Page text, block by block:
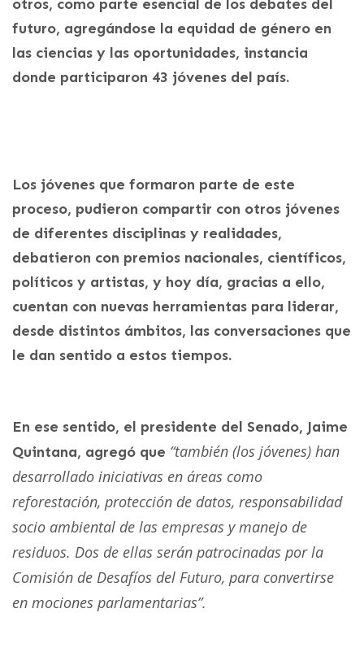
otros, como parte esencial de los debates del
futuro, agregándose la equidad de género en
las ciencias y las oportunidades, instancia
donde participaron 43 jóvenes del país.
Los jóvenes que formaron parte de este
proceso, pudieron compartir con otros jóvenes
de diferentes disciplinas y realidades,
debatieron con premios nacionales, científicos,
políticos y artistas, y hoy día, gracias a ello,
cuentan con nuevas herramientas para liderar,
desde distintos ámbitos, las conversaciones que
le dan sentido a estos tiempos.
En ese sentido, el presidente del Senado, Jaime
Quintana, agregó que “también (los jóvenes) han
desarrollado iniciativas en áreas como
reforestación, protección de datos, responsabilidad
socio ambiental de las empresas y manejo de
residuos. Dos de ellas serán patrocinadas por la
Comisión de Desafíos del Futuro, para convertirse
en mociones parlamentarias”.